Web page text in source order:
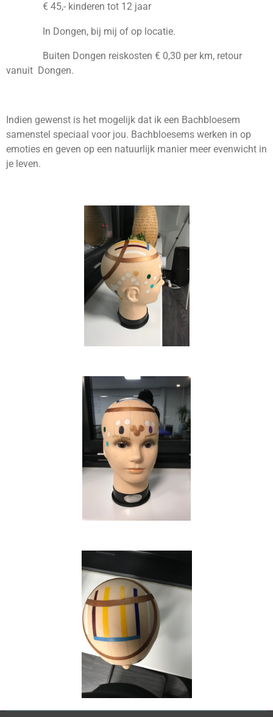
€ 45,- kinderen tot 12 jaar
In Dongen, bij mij of op locatie.
Buiten Dongen reiskosten € 0,30 per km, retour
vanuit Dongen.
Indien gewenst is het mogelijk dat ik een Bachbloesem
samenstel speciaal voor jou. Bachbloesems werken in op
emoties en geven op een natuurlijk manier meer evenwicht in
je leven.